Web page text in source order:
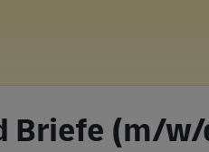
Briefe (m/